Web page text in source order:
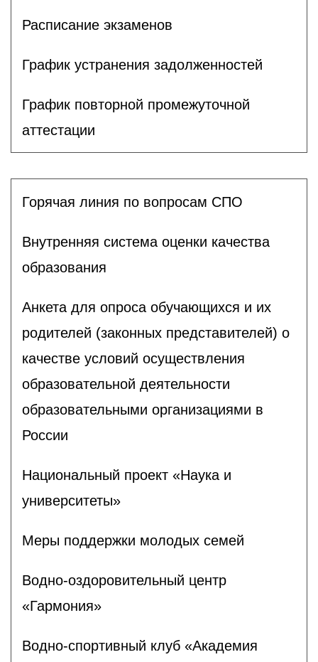
Расписание экзаменов
График устранения задолженностей
График повторной промежуточной
аттестации
Горячая линия по вопросам СПО
Внутренняя система оценки качества
образования
Анкета для опроса обучающихся и их
родителей (законных представителей) о
качестве условий осуществления
образовательной деятельности
образовательными организациями в
России
Национальный проект «Наука и
университеты»
Меры поддержки молодых семей
Водно-оздоровительный центр
«Гармония»
Водно-спортивный клуб «Академия